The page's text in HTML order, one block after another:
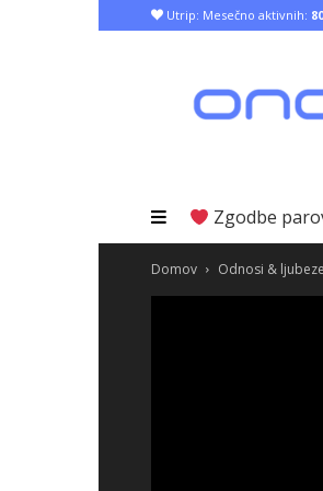
Utrip: Mesečno aktivnih:
Zgodbe
Domov Odnosi &